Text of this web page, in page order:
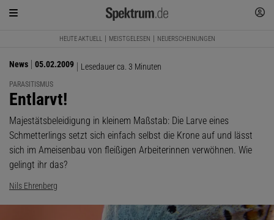
HEUTE AKTUELL MEISTGELESEN NEUERSCHEINUNGEN
News 05.02.2009 Lesedauer ca. 3 Minuten
PARASITISMUS
:
Entlarvt!
Majestätsbeleidigung in kleinem Maßstab: Die Larve eines
Schmetterlings setzt sich einfach selbst die Krone auf und lässt
sich im Ameisenbau von fleißigen Arbeiterinnen verwöhnen. Wie
gelingt ihr das?
Nils Ehrenberg